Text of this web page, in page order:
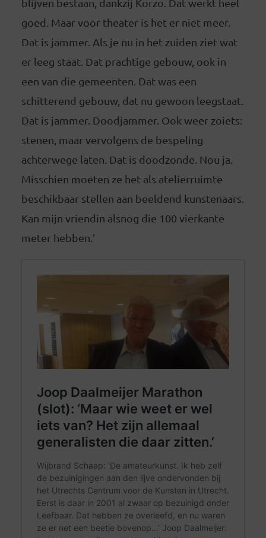
blijven bestaan, dankzij Korzo. Dat werkt heel
goed. Maar voor theater is het er niet meer.
Dat is jammer. Als je nu in het zuiden ziet wat
er leeg staat. Dat prachtige gebouw, ook in
een van die gemeenten. Dat was een
schitterend gebouw, dat nu gewoon leegstaat.
Dat is jammer. Doodjammer. Ook weer zoiets:
stenen, maar vervolgens de bespeling
achterwege laten. Dat is doodzonde. Nou ja.
Misschien moeten ze het als atelierruimte
beschikbaar stellen aan beeldend kunstenaars.
Kan mijn vriendin alsnog die 100 vierkante
meter hebben.’